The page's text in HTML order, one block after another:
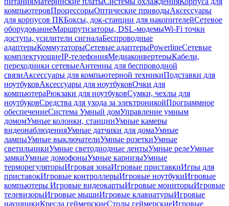
компьютеровПроцессорыОптические приводыАксессуары
для корпусов ПКБоксы, док-станции для накопителейСетевое
оборудованиеМаршрутизаторы, DSL-модемыWi-Fi точки
доступа, усилители сигналаБеспроводные
адаптерыКоммутаторыСетевые адаптерыPowerlineСетевые
комплектующиеIP-телефонияМедиаконвертерыКабели,
переходники сетевыеАнтенны для беспроводной
связиАксессуары для компьютерной техникиПодставки для
ноутбуковАксессуары для ноутбуковОчки для
компьютераРюкзаки для ноутбуковСумки, чехлы для
ноутбуковСредства для ухода за электроникойПрограммное
обеспечениеСистема Умный домУправление умным
домомУмные колонки, станцииУмные камеры
видеонаблюденияУмные датчики для домаУмные
лампыУмные выключателиУмные розеткиУмные
светильникиУмные светодиодные лентыУмные релеУмные
замкиУмные домофоныУмные карнизыУмные
терморегуляторыИгровая зонаИгровые приставкиИгры для
приставокИгровые контроллерыИгровые ноутбукиИгровые
компьютеры Игровые видеокартыИгровые мониторыИгровые
телевизорыИгровые мышиИгровые клавиатурыИгровые
наушникиКресла геймерскиеСтолы геймерскиеИгровые